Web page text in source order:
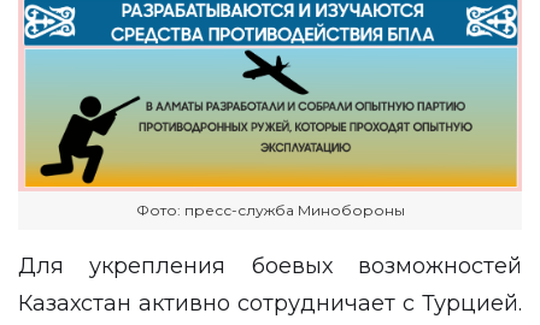
Фото: пресс-служба Минобороны
Для укрепления боевых возможностей
Казахстан активно сотрудничает с Турцией.